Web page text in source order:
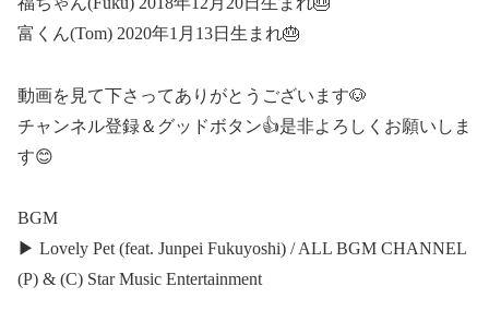
富くん(Tom) 2020年1月13日生まれ🎂
動画を見て下さってありがとうございます🐶
チャンネル登録＆グッドボタン👍是非よろしくお願いしま
す😊
BGM
▶︎ Lovely Pet (feat. Junpei Fukuyoshi) / ALL BGM CHANNEL
(P) & (C) Star Music Entertainment